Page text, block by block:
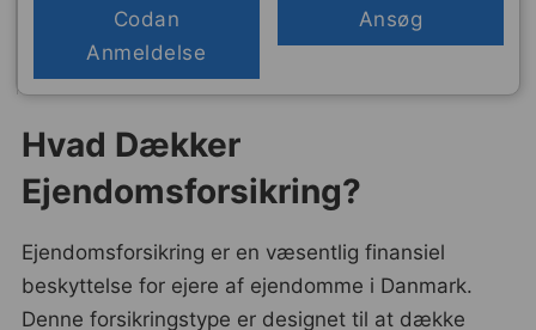
Codan
Anmeldelse
Ansøg
Hvad Dækker
Ejendomsforsikring?
Ejendomsforsikring er en væsentlig finansiel
beskyttelse for ejere af ejendomme i Danmark.
Denne forsikringstype er designet til at dække